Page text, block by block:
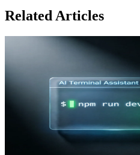
Related Articles